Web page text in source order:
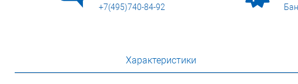
+7(495)740-84-92
Характеристики